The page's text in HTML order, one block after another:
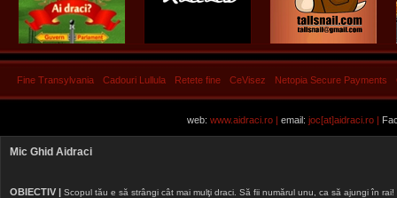
Fine Transylvania Cadouri Lullula Retete fine CeVisez Netopia Secure Payments
web: www.aidraci.ro | email: joc[at]aidraci.ro |
Mic Ghid Aidraci
OBIECTIV | Scopul tău e să strângi cât mai mulţi draci. Să fii numărul unu, ca să ajungi în